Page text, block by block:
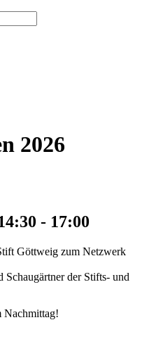
2026
- 17:00
Göttweig zum Netzwerk
Schaugärtner der Stifts- und
Nachmittag!